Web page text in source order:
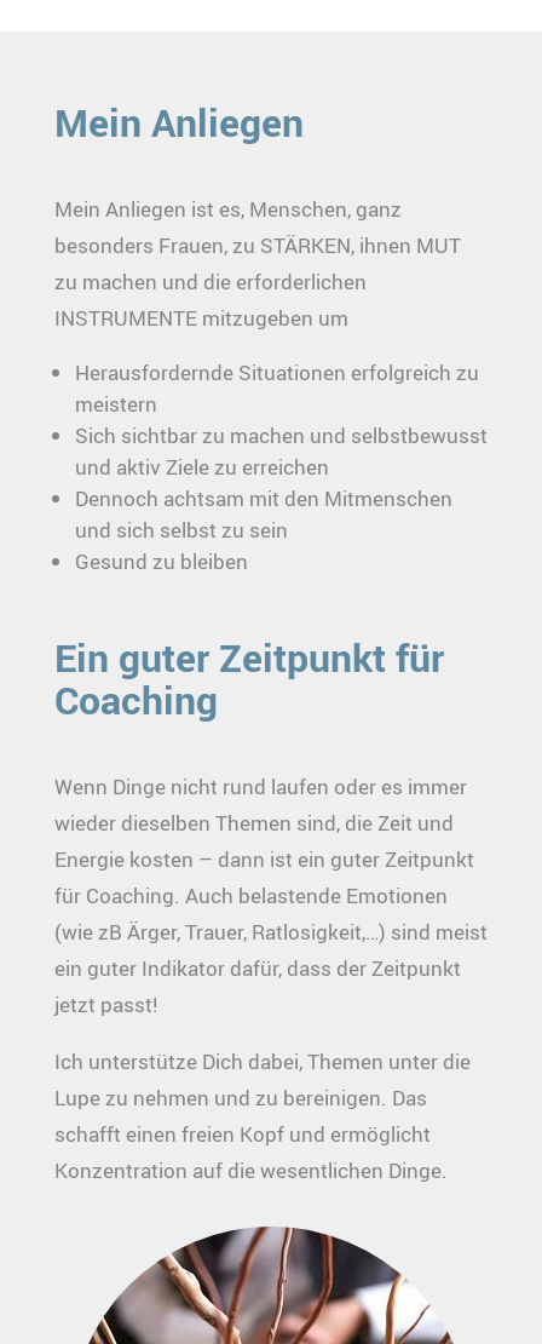
Mein Anliegen
Mein Anliegen ist es, Menschen, ganz
besonders Frauen, zu STÄRKEN, ihnen MUT
zu machen und die erforderlichen
INSTRUMENTE mitzugeben um
Herausfordernde Situationen erfolgreich zu
meistern
Sich sichtbar zu machen und selbstbewusst
und aktiv Ziele zu erreichen
Dennoch achtsam mit den Mitmenschen
und sich selbst zu sein
Gesund zu bleiben
Ein guter Zeitpunkt für
Coaching
Wenn Dinge nicht rund laufen oder es immer
wieder dieselben Themen sind, die Zeit und
Energie kosten – dann ist ein guter Zeitpunkt
für Coaching. Auch belastende Emotionen
(wie zB Ärger, Trauer, Ratlosigkeit,…) sind meist
ein guter Indikator dafür, dass der Zeitpunkt
jetzt passt!
Ich unterstütze Dich dabei, Themen unter die
Lupe zu nehmen und zu bereinigen. Das
schafft einen freien Kopf und ermöglicht
Konzentration auf die wesentlichen Dinge.